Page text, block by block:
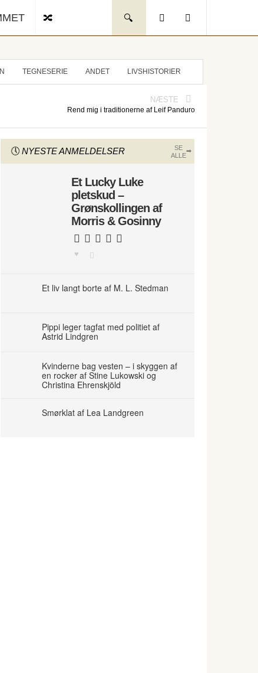
TEGNESERIE ANDET LIVSHISTORIER
NÆSTE
Rend mig i traditionerne af Leif Panduro
NYESTE ANMELDELSER
SE
ALLE
Et Lucky Luke
pletskud –
Grønskollingen af
Morris & Gosinny
Et liv langt borte af M. L. Stedman
Pippi leger tagfat med politiet af
Astrid Lindgren
Kvinderne bag vesten – i skyggen af
en rocker af Stine Lukowski og
Christina Ehrenskjöld
Smørklat af Lea Landgreen